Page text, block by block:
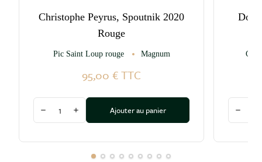
Christophe Peyrus, Spoutnik 2020
Rouge
Pic Saint Loup rouge Magnum
95,00 €TTC
Diminuer la quantité
Augmenter la quantité
Ajouter au panier